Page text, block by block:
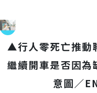
▲行人零死亡推動
繼續開車是否因為
意圖／